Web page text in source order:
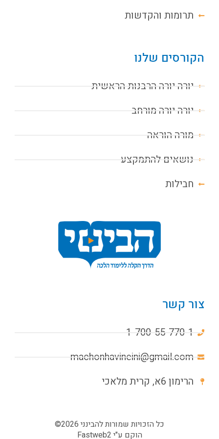
תרומות והקדשות
הקורסים שלנו
יורה יורה הרבנות הראשית
יורה יורה מורחב
מורה הוראה
נושאים להתמקצע
חבילות
צור קשר
1-700-55-770-1
machonhavineini@gmail.com
הרימון 6א, קרית מלאכי
כל הזכויות שמורות להבינני 2026©
הוקם ע"י Fastweb2